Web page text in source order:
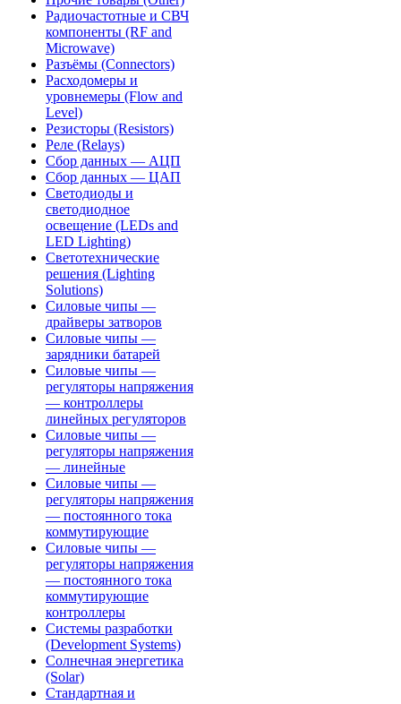
Радиочастотные и СВЧ
компоненты (RF and
Microwave)
Разъёмы (Connectors)
Расходомеры и
уровнемеры (Flow and
Level)
Резисторы (Resistors)
Реле (Relays)
Сбор данных — АЦП
Сбор данных — ЦАП
Светодиоды и
светодиодное
освещение (LEDs and
LED Lighting)
Светотехнические
решения (Lighting
Solutions)
Силовые чипы —
драйверы затворов
Силовые чипы —
зарядники батарей
Силовые чипы —
регуляторы напряжения
— контроллеры
линейных регуляторов
Силовые чипы —
регуляторы напряжения
— линейные
Силовые чипы —
регуляторы напряжения
— постоянного тока
коммутирующие
Силовые чипы —
регуляторы напряжения
— постоянного тока
коммутирующие
контроллеры
Системы разработки
(Development Systems)
Солнечная энергетика
(Solar)
Стандартная и